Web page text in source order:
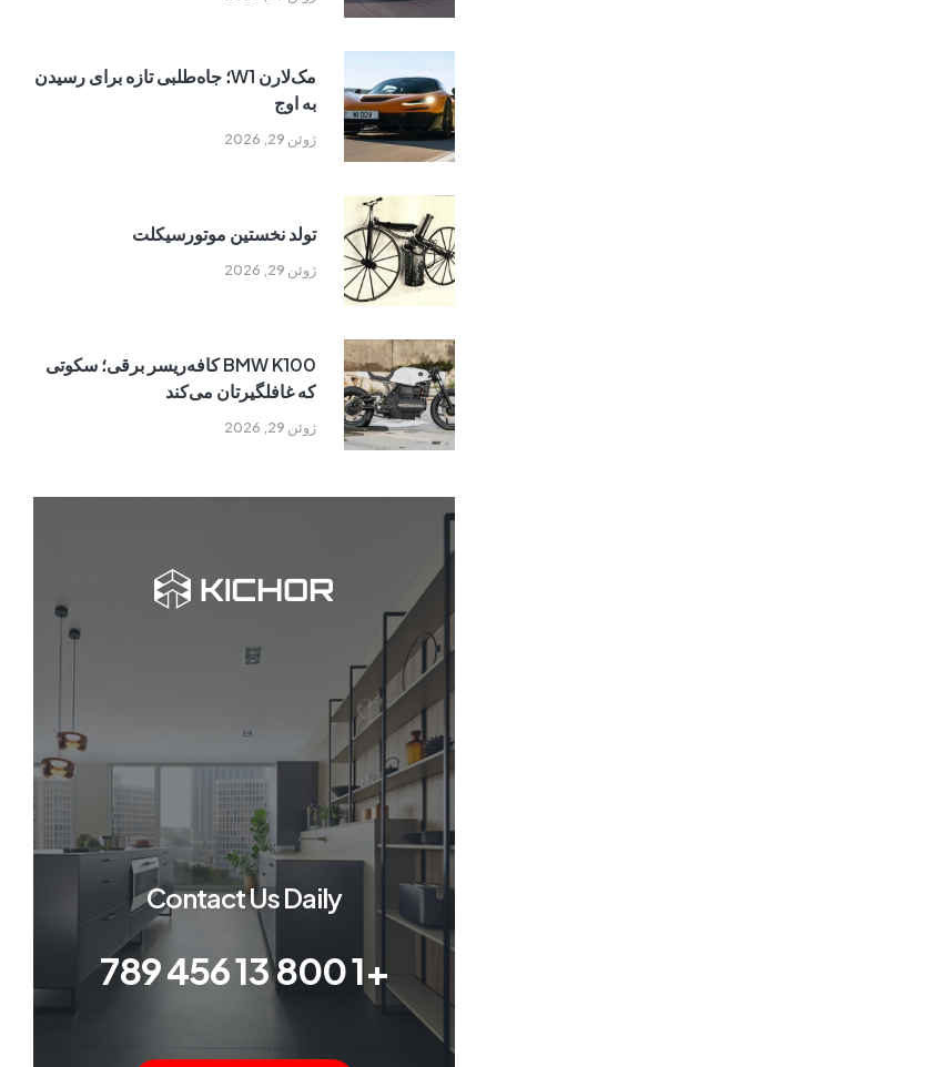
ژوئن 29, 2026
مک‌لارن W1؛ جاه‌طلبی تازه برای رسیدن
به اوج
ژوئن 29, 2026
تولد نخستین موتورسیکلت
ژوئن 29, 2026
BMW K100 کافه‌ریسر برقی؛ سکوتی
که غافلگیرتان می‌کند
Contact Us Daily
+1 800 13 456 789